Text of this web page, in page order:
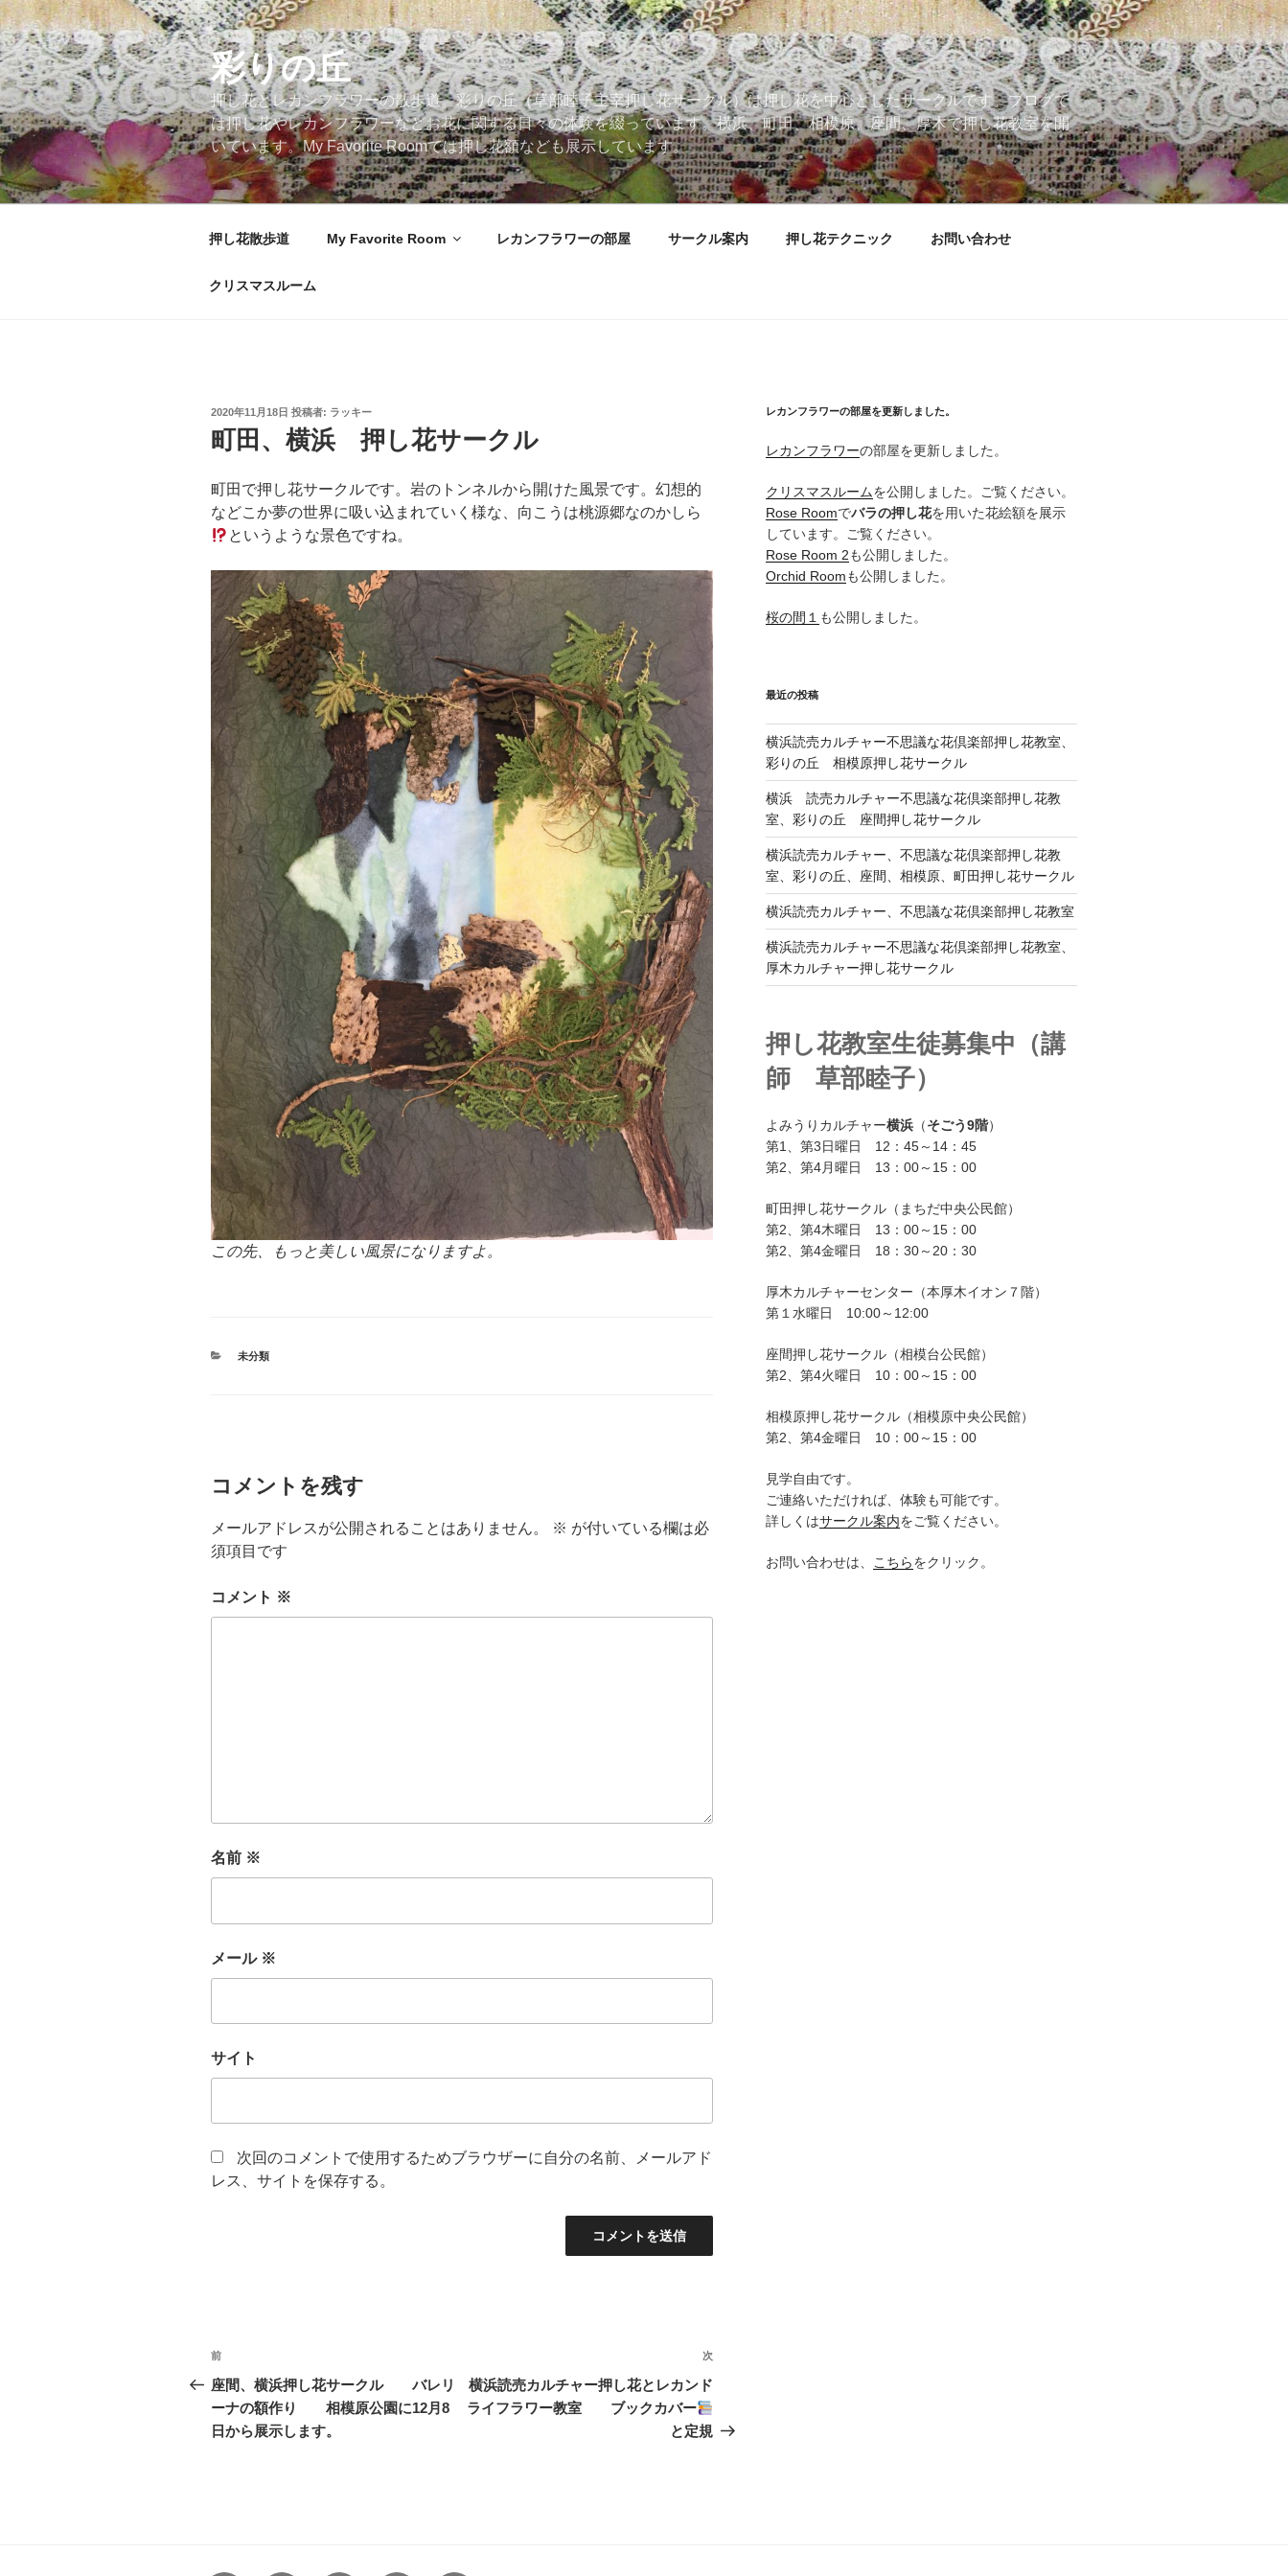
コ
ン
テ
ン
ツ
へ
ス
キ
ッ
彩りの丘
押し花とレカンフラワーの散歩道。彩りの丘（草部睦子主宰押し花サークル）は押し花を中心としたサークルです。ブログで
は押し花やレカンフラワーなどお花に関する日々の体験を綴っています。横浜、町田、相模原、座間、厚木で押し花教室を開
いています。My Favorite Roomでは押し花額なども展示しています。
押し花散歩道 My Favorite Room レカンフラワーの部屋 サークル案内 押し花テクニック お問い合わせ
クリスマスルーム
投
日:
2020年11月18日 投稿者: ラッキー
町田、横浜 押し花サークル
町田で押し花サークルです。岩のトンネルから開けた風景です。幻想的
などこか夢の世界に吸い込まれていく様な、向こうは桃源郷なのかしら
というような景色ですね。
この先、もっと美しい風景になりますよ。
カ
未分類
コメントを残す
メールアドレスが公開されることはありません。 ※ が付いている欄は必
須項目です
コメント ※
名前 ※
メール ※
サイト
次回のコメントで使用するためブラウザーに自分の名前、メールアド
レス、サイトを保存する。
投
稿
ナ
前
の
投
稿
前
座間、横浜押し花サークル バレリ
ーナの額作り 相模原公園に12月8
日から展示します。
次
稿
次
横浜読売カルチャー押し花とレカンド
ライフラワー教室 ブックカバー
と定規
レカンフラワーの部屋を更新しました。
レカンフラワーの部屋を更新しました。
クリスマスルームを公開しました。ご覧ください。
Rose Roomでバラの押し花を用いた花絵額を展示
しています。ご覧ください。
Rose Room 2も公開しました。
Orchid Roomも公開しました。
桜の間１ も公開しました。
最近の投稿
横浜読売カルチャー不思議な花倶楽部押し花教室、
彩りの丘 相模原押し花サークル
横浜 読売カルチャー不思議な花倶楽部押し花教
室、彩りの丘 座間押し花サークル
横浜読売カルチャー、不思議な花倶楽部押し花教
室、彩りの丘、座間、相模原、町田押し花サークル
横浜読売カルチャー、不思議な花倶楽部押し花教室
横浜読売カルチャー不思議な花倶楽部押し花教室、
厚木カルチャー押し花サークル
押し花教室生徒募集中（講
師 草部睦子）
よみうりカルチャー横浜（そごう9階）
第1、第3日曜日 12：45～14：45
第2、第4月曜日 13：00～15：00
町田押し花サークル（まちだ中央公民館）
第2、第4木曜日 13：00～15：00
第2、第4金曜日 18：30～20：30
厚木カルチャーセンター（本厚木イオン７階）
第１水曜日 10:00～12:00
座間押し花サークル（相模台公民館）
第2、第4火曜日 10：00～15：00
相模原押し花サークル（相模原中央公民館）
第2、第4金曜日 10：00～15：00
見学自由です。
ご連絡いただければ、体験も可能です。
詳しくはサークル案内をご覧ください。
お問い合わせは、 こちらをクリック。